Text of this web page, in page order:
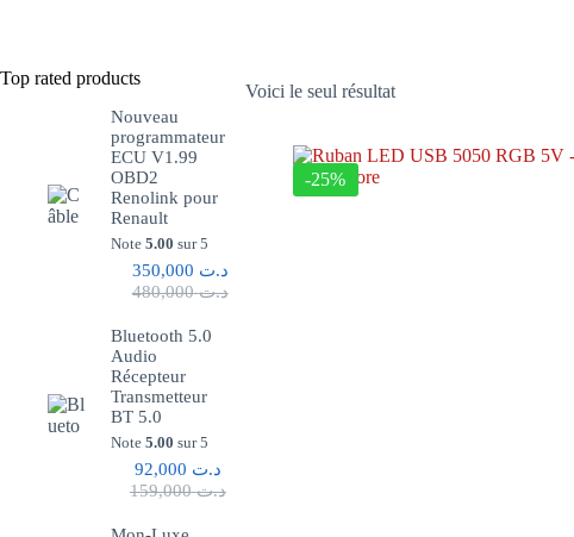
Voici le seul résultat
-25%
Top rated products
Nouveau
programmateur
ECU V1.99
OBD2
Renolink pour
Renault
Note5.00 sur 5
د.ت480,000
د.ت
Bluetooth 5.0
Audio
Récepteur
Transmetteur
BT 5.0
Note5.00 sur 5
د.ت159,000
د.ت